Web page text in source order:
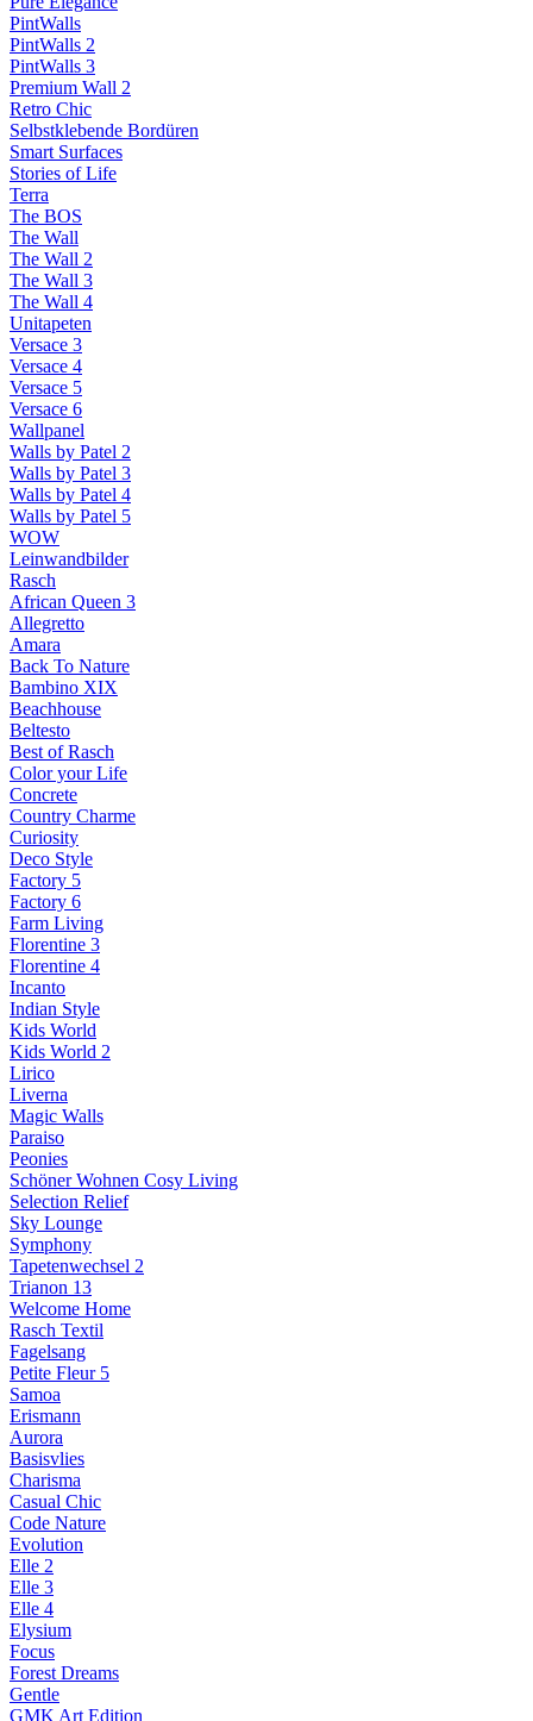
PintWalls
PintWalls 2
PintWalls 3
Premium Wall 2
Retro Chic
Selbstklebende Bordüren
Smart Surfaces
Stories of Life
Terra
The BOS
The Wall
The Wall 2
The Wall 3
The Wall 4
Unitapeten
Versace 3
Versace 4
Versace 5
Versace 6
Wallpanel
Walls by Patel 2
Walls by Patel 3
Walls by Patel 4
Walls by Patel 5
WOW
Leinwandbilder
Rasch
African Queen 3
Allegretto
Amara
Back To Nature
Bambino XIX
Beachhouse
Beltesto
Best of Rasch
Color your Life
Concrete
Country Charme
Curiosity
Deco Style
Factory 5
Factory 6
Farm Living
Florentine 3
Florentine 4
Incanto
Indian Style
Kids World
Kids World 2
Lirico
Liverna
Magic Walls
Paraiso
Peonies
Schöner Wohnen Cosy Living
Selection Relief
Sky Lounge
Symphony
Tapetenwechsel 2
Trianon 13
Welcome Home
Rasch Textil
Fagelsang
Petite Fleur 5
Samoa
Erismann
Aurora
Basisvlies
Charisma
Casual Chic
Code Nature
Evolution
Elle 2
Elle 3
Elle 4
Elysium
Focus
Forest Dreams
Gentle
GMK Art Edition